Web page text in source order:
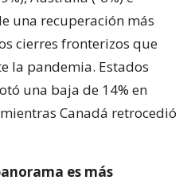
una recuperación más
cierres fronterizos que
la pandemia. Estados
una baja de 14% en
Canadá retrocedió
es más